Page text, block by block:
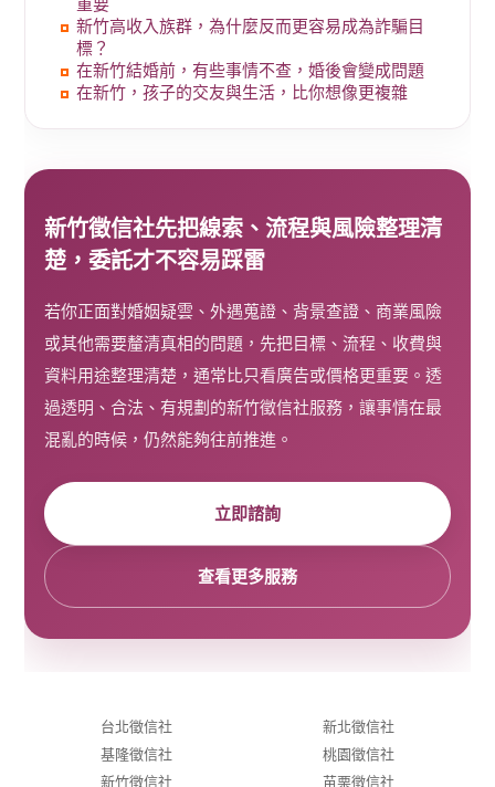
重要
新竹高收入族群，為什麼反而更容易成為詐騙目
標？
在新竹結婚前，有些事情不查，婚後會變成問題
在新竹，孩子的交友與生活，比你想像更複雜
新竹徵信社先把線索、流程與風險整理清
楚，委託才不容易踩雷
若你正面對婚姻疑雲、外遇蒐證、背景查證、商業風險
或其他需要釐清真相的問題，先把目標、流程、收費與
資料用途整理清楚，通常比只看廣告或價格更重要。透
過透明、合法、有規劃的新竹徵信社服務，讓事情在最
混亂的時候，仍然能夠往前推進。
立即諮詢
查看更多服務
台北徵信社
新北徵信社
基隆徵信社
桃園徵信社
新竹徵信社
苗栗徵信社